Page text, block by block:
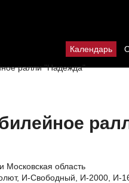
Календарь
Московская область
И-Свободный, И-2000, И-